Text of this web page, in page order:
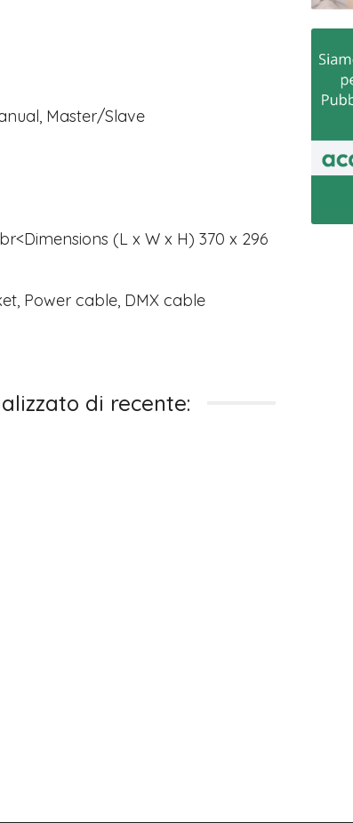
Master/Slave
(L x W x H) 370 x 296
Power cable, DMX cable
di recente: